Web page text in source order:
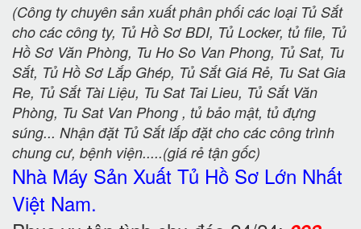
(Công ty chuyên sản xuất phân phối các loại Tủ Sắt
cho các công ty, Tủ Hồ Sơ BDI, Tủ Locker, tủ file, Tủ
Hồ Sơ Văn Phòng, Tu Ho So Van Phong, Tủ Sat, Tu
Sắt, Tủ Hồ Sơ Lắp Ghép, Tủ Sắt Giá Rẻ, Tu Sat Gia
Re, Tủ Sắt Tài Liệu, Tu Sat Tai Lieu, Tủ Sắt Văn
Phòng, Tu Sat Van Phong , tủ bảo mật, tủ đựng
súng... Nhận đặt Tủ Sắt lắp đặt cho các công trình
chung cư, bệnh viện.....(giá rẻ tận gốc)
Nhà Máy Sản Xuất Tủ Hồ Sơ Lớn Nhất
Việt Nam.